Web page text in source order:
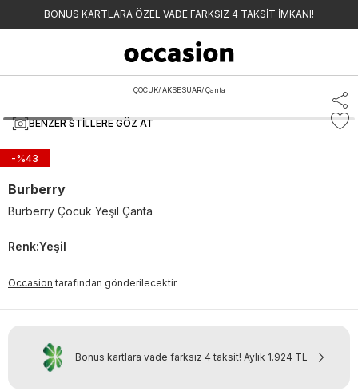
BONUS KARTLARA ÖZEL VADE FARKSIZ 4 TAKSİT İMKANI!
ÇOCUK/ AKSESUAR/ Çanta
BENZER STILLERE GÖZ AT
-%43
Burberry
Burberry Çocuk Yeşil Çanta
Renk:Yeşil
Occasion tarafından gönderilecektir.
Bonus kartlara vade farksız 4 taksit! Aylık 1.924 TL